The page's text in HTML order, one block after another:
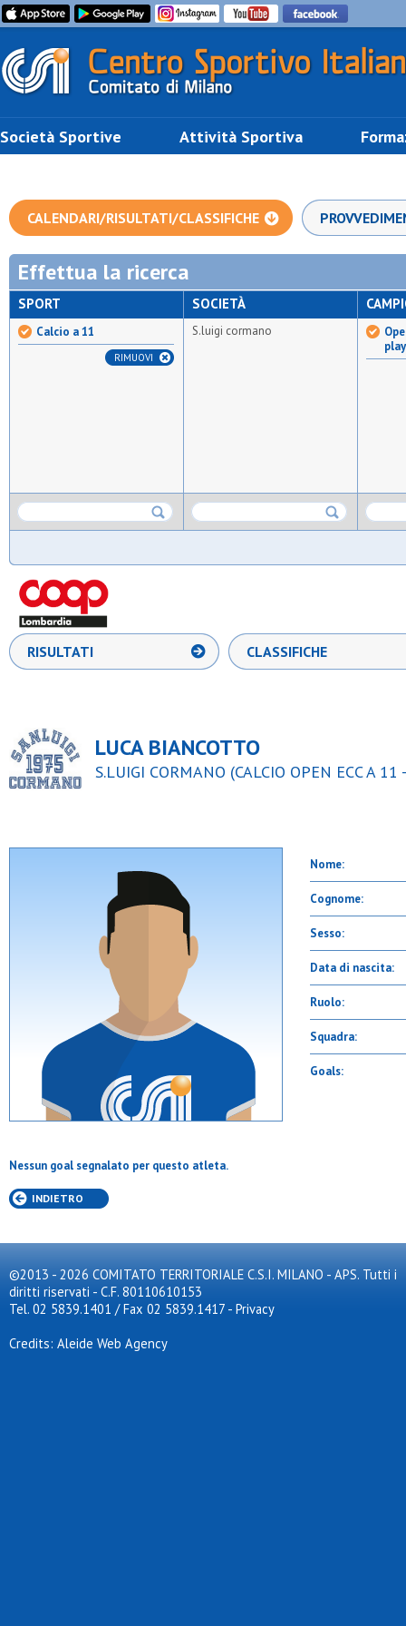
Società Sportive Attività Sportiva
CALENDARI/RISULTATI/CLASSIFICHE
Effettua la ricerca
SPORT
Calcio a 11
RIMUOVI
SOCIETÀ
S.luigi cormano
RISULTATI CLASSIFICHE
LUCA BIANCOTTO
S.LUIGI CORMANO (CALCIO OPEN ECC A 11
Nome:
Cognome:
Sesso:
Data di nascita:
Ruolo:
Squadra:
Goals:
Nessun goal segnalato per questo atleta.
INDIETRO
©2013 - 2026 COMITATO TERRITORIALE C.S.I. MILANO - APS. Tutti i
diritti riservati - C.F. 80110610153
Tel. 02 5839.1401 / Fax 02 5839.1417 - Privacy
Credits: Aleide Web Agency